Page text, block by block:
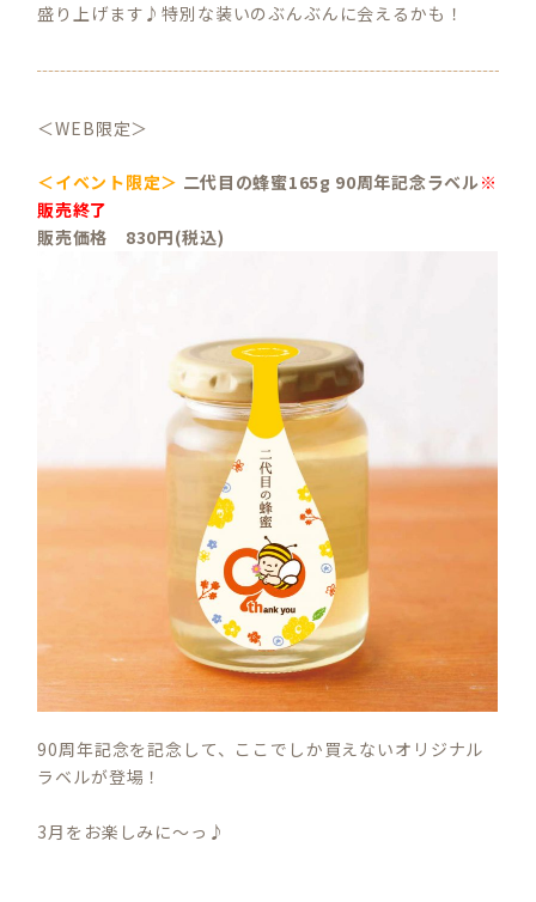
盛り上げます♪特別な装いのぶんぶんに会えるかも！
＜WEB限定＞
＜イベント限定＞ 二代目の蜂蜜165g 90周年記念ラベル※
販売終了
販売価格 830円(税込)
90周年記念を記念して、ここでしか買えないオリジナル
ラベルが登場！
3月をお楽しみに〜っ♪